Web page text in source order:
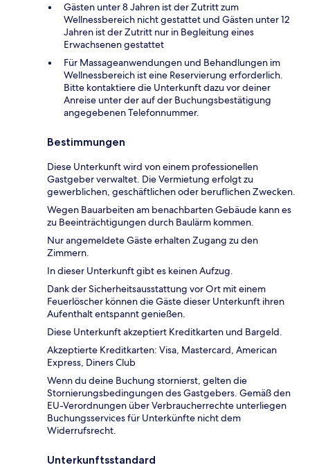
Gästen unter 8 Jahren ist der Zutritt zum
Wellnessbereich nicht gestattet und Gästen unter 12
Jahren ist der Zutritt nur in Begleitung eines
Erwachsenen gestattet
Für Massageanwendungen und Behandlungen im
Wellnessbereich ist eine Reservierung erforderlich.
Bitte kontaktiere die Unterkunft dazu vor deiner
Anreise unter der auf der Buchungsbestätigung
angegebenen Telefonnummer.
Bestimmungen
Diese Unterkunft wird von einem professionellen
Gastgeber verwaltet. Die Vermietung erfolgt zu
gewerblichen, geschäftlichen oder beruflichen Zwecken.
Wegen Bauarbeiten am benachbarten Gebäude kann es
zu Beeinträchtigungen durch Baulärm kommen.
Nur angemeldete Gäste erhalten Zugang zu den
Zimmern.
In dieser Unterkunft gibt es keinen Aufzug.
Dank der Sicherheitsausstattung vor Ort mit einem
Feuerlöscher können die Gäste dieser Unterkunft ihren
Aufenthalt entspannt genießen.
Diese Unterkunft akzeptiert Kreditkarten und Bargeld.
Akzeptierte Kreditkarten: Visa, Mastercard, American
Express, Diners Club
Wenn du deine Buchung stornierst, gelten die
Stornierungsbedingungen des Gastgebers. Gemäß den
EU-Verordnungen über Verbraucherrechte unterliegen
Buchungsservices für Unterkünfte nicht dem
Widerrufsrecht.
Unterkunftsstandard